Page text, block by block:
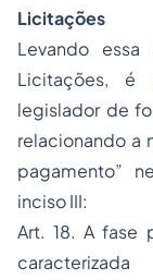
Licitações
Levando
Licitações, é
legislador de
relacionando a
pagamento”
inciso III:
Art. 18. A fase